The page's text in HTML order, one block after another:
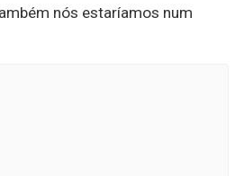
nós estaríamos num